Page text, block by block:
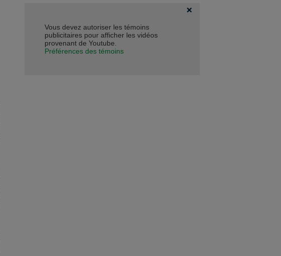
Vous devez autoriser les témoins
publicitaires pour afficher les vidéos
provenant de Youtube.
Préférences des témoins